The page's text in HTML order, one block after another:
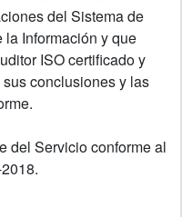
del Sistema de
Información y que
ISO certificado y
conclusiones y las
del Servicio conforme al